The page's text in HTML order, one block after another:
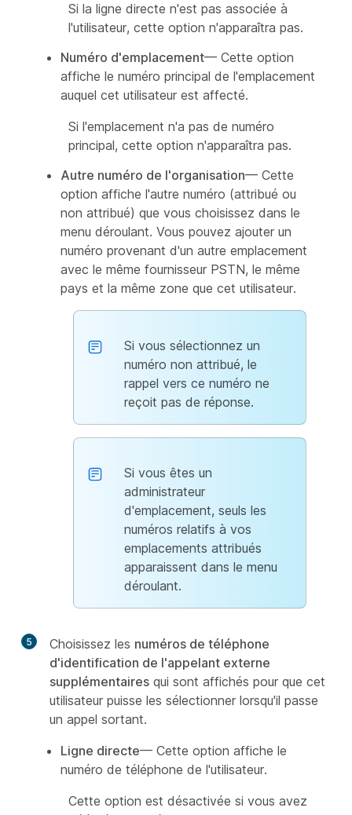
Si la ligne directe n'est pas associée à
l'utilisateur, cette option n'apparaîtra pas.
Numéro d'emplacement— Cette option
affiche le numéro principal de l'emplacement
auquel cet utilisateur est affecté.
Si l'emplacement n'a pas de numéro
principal, cette option n'apparaîtra pas.
Autre numéro de l'organisation— Cette
option affiche l'autre numéro (attribué ou
non attribué) que vous choisissez dans le
menu déroulant. Vous pouvez ajouter un
numéro provenant d'un autre emplacement
avec le même fournisseur PSTN, le même
pays et la même zone que cet utilisateur.
Si vous sélectionnez un
numéro non attribué, le
rappel vers ce numéro ne
reçoit pas de réponse.
Si vous êtes un
administrateur
d'emplacement, seuls les
numéros relatifs à vos
emplacements attribués
apparaissent dans le menu
déroulant.
5 Choisissez les numéros de téléphone
d'identification de l'appelant externe
supplémentaires qui sont affichés pour que cet
utilisateur puisse les sélectionner lorsqu'il passe
un appel sortant.
Ligne directe— Cette option affiche le
numéro de téléphone de l'utilisateur.
Cette option est désactivée si vous avez